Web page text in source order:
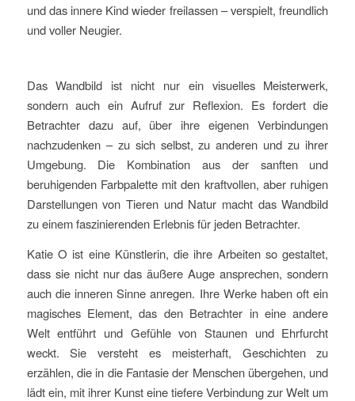
und das innere Kind wieder freilassen – verspielt, freundlich
und voller Neugier.
Das Wandbild ist nicht nur ein visuelles Meisterwerk,
sondern auch ein Aufruf zur Reflexion. Es fordert die
Betrachter dazu auf, über ihre eigenen Verbindungen
nachzudenken – zu sich selbst, zu anderen und zu ihrer
Umgebung. Die Kombination aus der sanften und
beruhigenden Farbpalette mit den kraftvollen, aber ruhigen
Darstellungen von Tieren und Natur macht das Wandbild
zu einem faszinierenden Erlebnis für jeden Betrachter.
Katie O ist eine Künstlerin, die ihre Arbeiten so gestaltet,
dass sie nicht nur das äußere Auge ansprechen, sondern
auch die inneren Sinne anregen. Ihre Werke haben oft ein
magisches Element, das den Betrachter in eine andere
Welt entführt und Gefühle von Staunen und Ehrfurcht
weckt. Sie versteht es meisterhaft, Geschichten zu
erzählen, die in die Fantasie der Menschen übergehen, und
lädt ein, mit ihrer Kunst eine tiefere Verbindung zur Welt um